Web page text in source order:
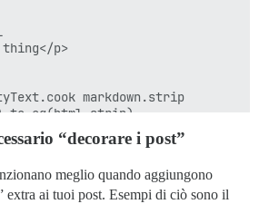
p>
markdown.strip
eq(html.strip)
“decorare i post”
meglio quando aggiungono
extra ai tuoi post. Esempi di ciò sono il